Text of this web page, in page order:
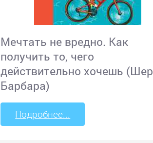
Мечтать не вредно. Как
получить то, чего
действительно хочешь (Шер
Барбара)
Подробнее...